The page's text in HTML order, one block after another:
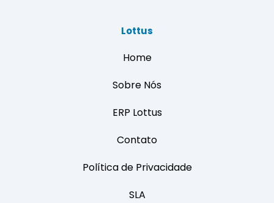
Lottus
Home
Sobre Nós
ERP Lottus
Contato
Política de Privacidade
SLA